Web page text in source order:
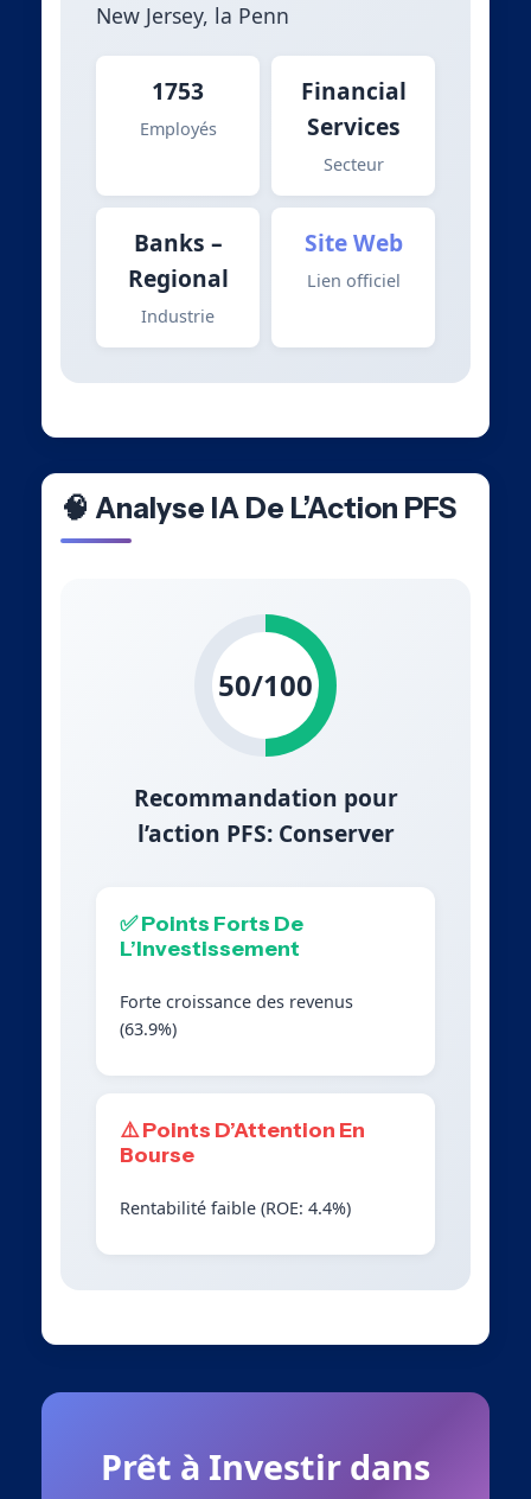
New Jersey, la Penn
1753
Employés
Financial
Services
Secteur
Banks –
Regional
Industrie
Site Web
Lien officiel
🧠 Analyse IA De L’Action PFS
50/100
Recommandation pour
l’action PFS: Conserver
✅ Points Forts De
L’Investissement
Forte croissance des revenus
(63.9%)
⚠️ Points D’Attention En
Bourse
Rentabilité faible (ROE: 4.4%)
Prêt à Investir dans